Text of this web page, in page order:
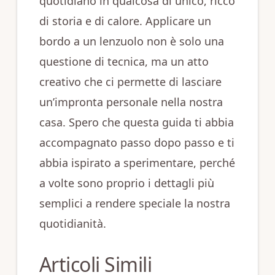
di storia e di calore. Applicare un
bordo a un lenzuolo non è solo una
questione di tecnica, ma un atto
creativo che ci permette di lasciare
un’impronta personale nella nostra
casa. Spero che questa guida ti abbia
accompagnato passo dopo passo e ti
abbia ispirato a sperimentare, perché
a volte sono proprio i dettagli più
semplici a rendere speciale la nostra
quotidianità.
Articoli Simili